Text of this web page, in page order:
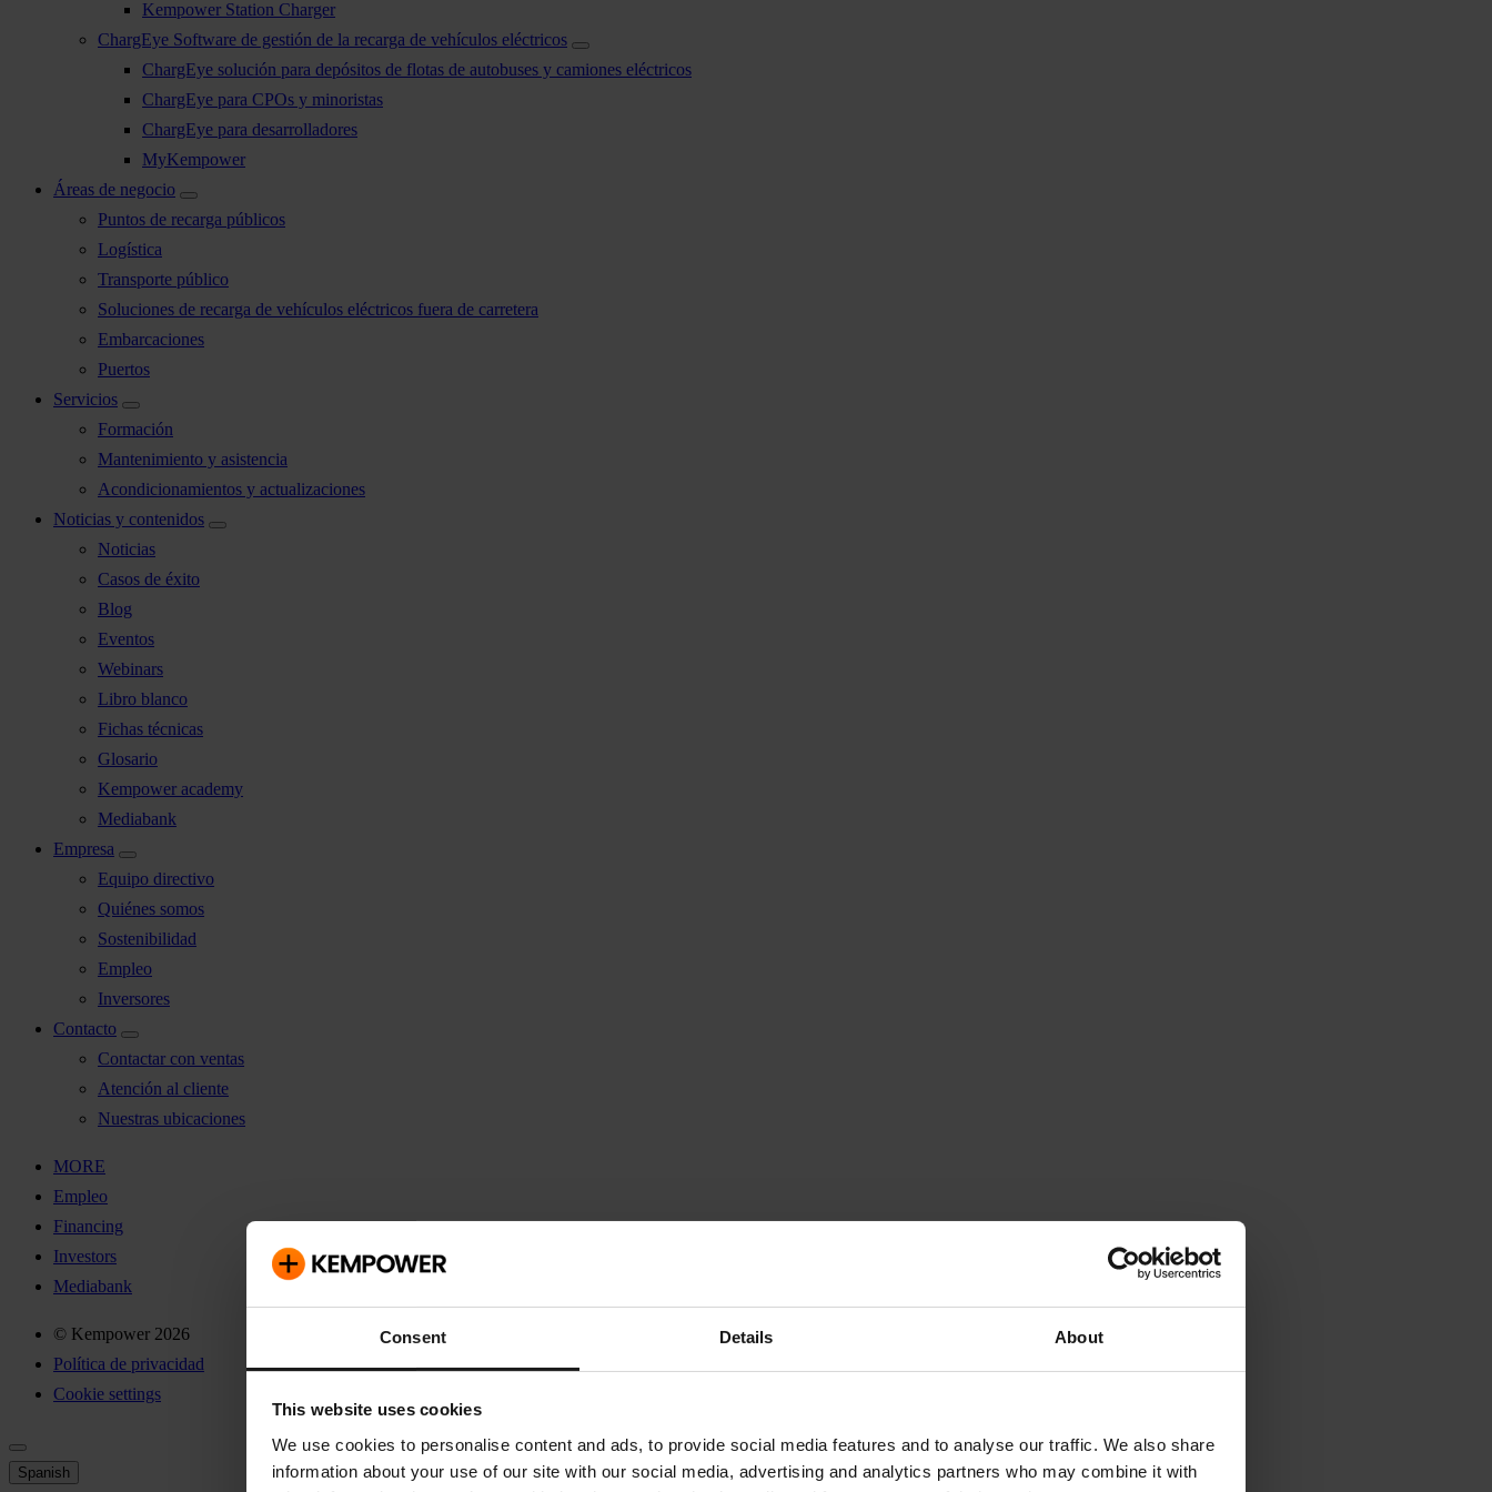
Consent Details About
This website uses cookies
We use cookies to personalise content and ads, to provide social media features and to analyse our traffic. We also share
information about your use of our site with our social media, advertising and analytics partners who may combine it with
Kempower Station Charger
ChargEye Software de gestión de la recarga de vehículos eléctricos
ChargEye solución para depósitos de flotas de autobuses y camiones eléctricos
ChargEye para CPOs y minoristas
ChargEye para desarrolladores
MyKempower
Áreas de negocio
Puntos de recarga públicos
Logística
Transporte público
Soluciones de recarga de vehículos eléctricos fuera de carretera
Embarcaciones
Puertos
Servicios
Formación
Mantenimiento y asistencia
Acondicionamientos y actualizaciones
Noticias y contenidos
Noticias
Casos de éxito
Blog
Eventos
Webinars
Libro blanco
Fichas técnicas
Glosario
Kempower academy
Mediabank
Empresa
Equipo directivo
Quiénes somos
Sostenibilidad
Empleo
Inversores
Contacto
Contactar con ventas
Atención al cliente
Nuestras ubicaciones
MORE
Empleo
Financing
Investors
Mediabank
© Kempower 2026
Política de privacidad
Cookie settings
Spanish